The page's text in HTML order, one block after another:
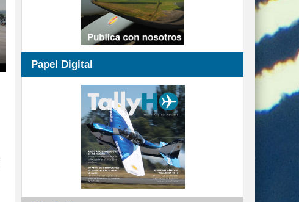
Papel Digital